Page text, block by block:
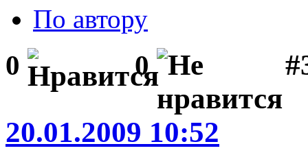
По автору
0 0
20.01.2009 10:52